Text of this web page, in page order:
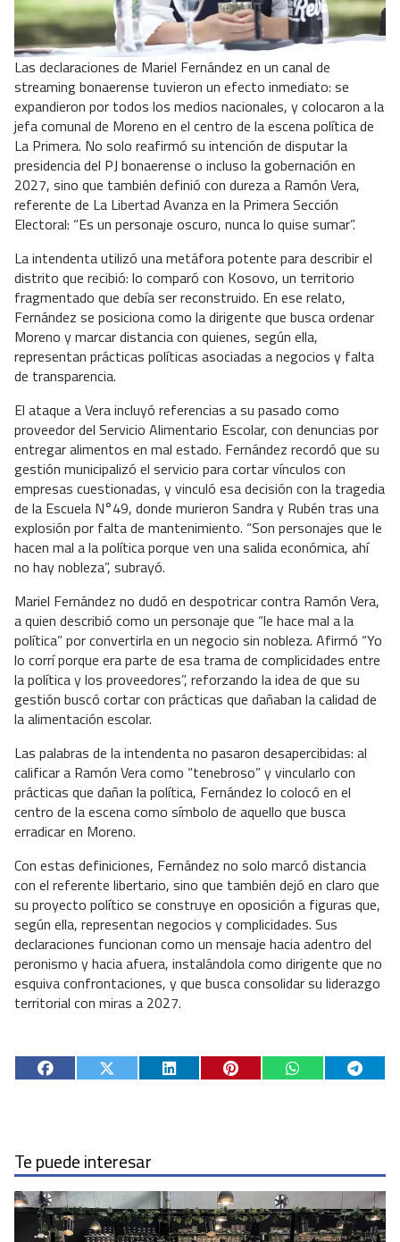
Las declaraciones de Mariel Fernández en un canal de
streaming bonaerense tuvieron un efecto inmediato: se
expandieron por todos los medios nacionales, y colocaron a la
jefa comunal de Moreno en el centro de la escena política de
La Primera. No solo reafirmó su intención de disputar la
presidencia del PJ bonaerense o incluso la gobernación en
2027, sino que también definió con dureza a Ramón Vera,
referente de La Libertad Avanza en la Primera Sección
Electoral: “Es un personaje oscuro, nunca lo quise sumar”.
La intendenta utilizó una metáfora potente para describir el
distrito que recibió: lo comparó con Kosovo, un territorio
fragmentado que debía ser reconstruido. En ese relato,
Fernández se posiciona como la dirigente que busca ordenar
Moreno y marcar distancia con quienes, según ella,
representan prácticas políticas asociadas a negocios y falta
de transparencia.
El ataque a Vera incluyó referencias a su pasado como
proveedor del Servicio Alimentario Escolar, con denuncias por
entregar alimentos en mal estado. Fernández recordó que su
gestión municipalizó el servicio para cortar vínculos con
empresas cuestionadas, y vinculó esa decisión con la tragedia
de la Escuela N°49, donde murieron Sandra y Rubén tras una
explosión por falta de mantenimiento. “Son personajes que le
hacen mal a la política porque ven una salida económica, ahí
no hay nobleza”, subrayó.
Mariel Fernández no dudó en despotricar contra Ramón Vera,
a quien describió como un personaje que “le hace mal a la
política” por convertirla en un negocio sin nobleza. Afirmó “Yo
lo corrí porque era parte de esa trama de complicidades entre
la política y los proveedores”, reforzando la idea de que su
gestión buscó cortar con prácticas que dañaban la calidad de
la alimentación escolar.
Las palabras de la intendenta no pasaron desapercibidas: al
calificar a Ramón Vera como “tenebroso” y vincularlo con
prácticas que dañan la política, Fernández lo colocó en el
centro de la escena como símbolo de aquello que busca
erradicar en Moreno.
Con estas definiciones, Fernández no solo marcó distancia
con el referente libertario, sino que también dejó en claro que
su proyecto político se construye en oposición a figuras que,
según ella, representan negocios y complicidades. Sus
declaraciones funcionan como un mensaje hacia adentro del
peronismo y hacia afuera, instalándola como dirigente que no
esquiva confrontaciones, y que busca consolidar su liderazgo
territorial con miras a 2027.
Te puede interesar